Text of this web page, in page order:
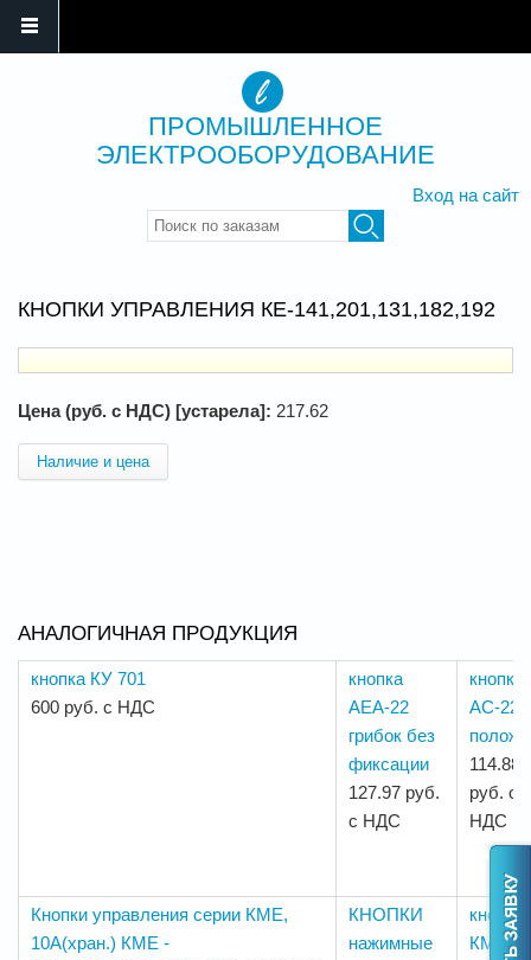
ПРОМЫШЛЕННОЕ
ЭЛЕКТРООБОРУДОВАНИЕ
Вход на сайт
Введите ключевые слова для
КНОПКИ УПРАВЛЕНИЯ КЕ-141,201,131,182,192
Цена (руб. с НДС) [устарела]: 217.62
Наличие и цена
АНАЛОГИЧНАЯ ПРОДУКЦИЯ
кнопка КУ 701
600 руб. с НДС
кнопка
AEA-22
грибок без
фиксации
127.97 руб.
с НДС
кнопка
AC-22
114.88
руб. с
НДС
Кнопки управления серии КМЕ,
10А(хран.) КМЕ -
КНОПКИ
нажимные
кнопка
КМЕ